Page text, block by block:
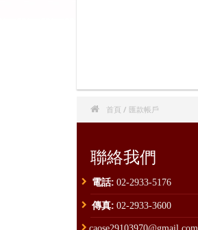
 首頁 / 匯款帳戶
聯絡我們
電話: 02-2933-5176
傳真: 02-2933-3600